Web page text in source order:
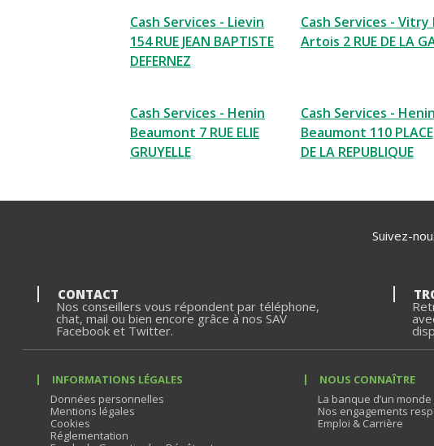
Cash Services - Lievin
154 RUE JEAN BAPTISTE
DEFERNEZ
Cash Services - Vitry
Artois 2 RUE DE LA
Cash Services - Henin
Beaumont 7 RUE ELIE
GRUYELLE
Cash Services - Henin
Beaumont 110 PLACE
DE LA REPUBLIQUE
Suivez-
CONTACT
Nos conseillers vous répondent par téléphone,
chat, mail ou bien encore grâce à nos SAV
Facebook et Twitter.
INFORMATIONS LÉGALES
Données personnelles
Mentions légales
Cookies
Réglementation
NOUS CONNAÎTRE
La banque d’un
Nos engagements
Emploi & Carrière